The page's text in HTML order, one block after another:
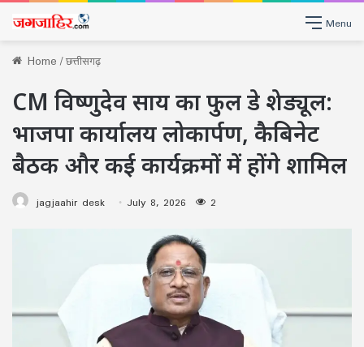
Menu
Home/छत्तीसगढ़
CM विष्णुदेव साय का फुल डे शेड्यूल:
भाजपा कार्यालय लोकार्पण, कैबिनेट
बैठक और कई कार्यक्रमों में होंगे शामिल
jagjaahir desk July 8, 2026 2